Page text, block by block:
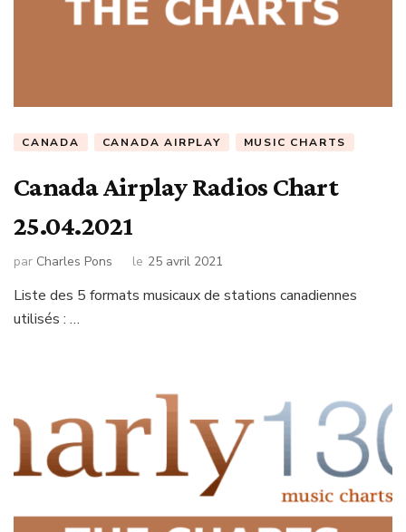
CANADA CANADA AIRPLAY MUSIC CHARTS
Canada Airplay Radios Chart
25.04.2021
par Charles Pons le 25 avril 2021
Liste des 5 formats musicaux de stations canadiennes
utilisés : …